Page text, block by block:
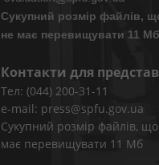
Сукупний розмір файлів,
не має перевищувати 11 Мб
Контакти для
Тел: (044) 200-31-11
e-mail: press@spfu.gov.ua
Сукупний розмір файлів,
має перевищувати 11 Мб